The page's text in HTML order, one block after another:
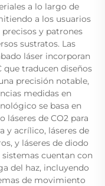
a lo largo de
a los usuarios
y patrones
sustratos. Las
láser incorporan
que traducen diseños
precisión notable,
medidas en
se basa en
láseres de CO2 para
y acrílico, láseres de
y láseres de diodo
sistemas cuentan con
del haz, incluyendo
de movimiento